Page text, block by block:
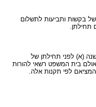
בקשות ותביעות לתשלום
תחילתן.
(א) לפני תחילתן של
אולם בית המשפט רשאי להורות
לפי תקנות אלה.